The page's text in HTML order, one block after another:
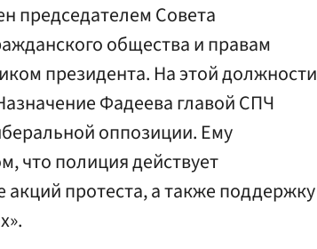
председателем Совета
общества и правам
президента. На этой должности
Фадеева главой СПЧ
оппозиции. Ему
что полиция действует
протеста, а также поддержку